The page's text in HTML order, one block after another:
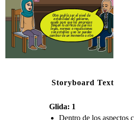
Otro podría ser el nivel de
estabilidad del gobierno,
ayuda para que las empresas
tengan la certeza de que las
leyes, normas o regulaciones
son estables y no se pueden
cambiar de un momento a otro
Storyboard Text
Glida: 1
Dentro de los aspectos